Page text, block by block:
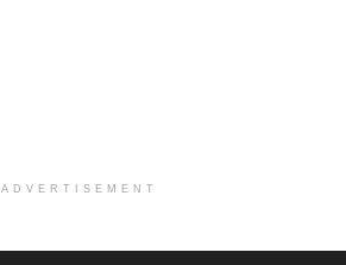
ADVERTISEMENT